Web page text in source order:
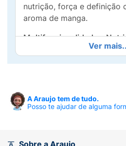
nutrição, força e definição
aroma de manga.
Multifuncionalidade e
3 em 1 Versátil:Pode ser
(definição e finalização).
Ver
A Araujo tem de tudo.
Posso te ajudar de alguma
Sobre a Araujo